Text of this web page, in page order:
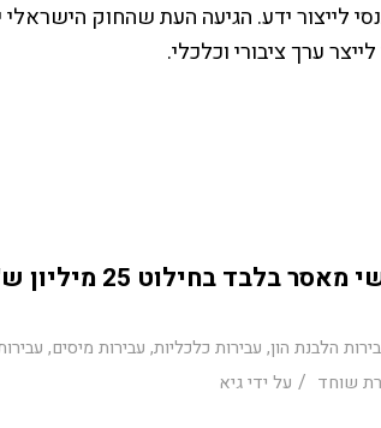
לייצור ידע. הגיעה העת שהחוק
ערך ציבורי וכלכלי.
הסדר מגה-תיק: גבי מגנזי נידון ל-22 חודשי מאסר
הלבנת הון, עבירות כלכליות, עבירות מיסים,
שוחד / על ידיגיא